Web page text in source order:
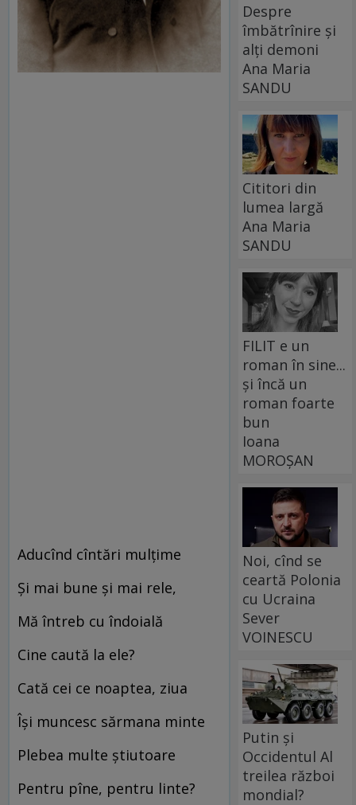
Aducînd cîntări mulțime
Și mai bune și mai rele,
Mă întreb cu îndoială
Cine caută la ele?
Cată cei ce noaptea, ziua
Își muncesc sărmana minte ­
Plebea multe știutoare
Pentru pîne, pentru linte?
Despre
îmbătrînire și
alți demoni
Ana Maria
SANDU
Cititori din
lumea largă
Ana Maria
SANDU
FILIT e un
roman în sine...
și încă un
roman foarte
bun
Ioana
MOROȘAN
Noi, cînd se
ceartă Polonia
cu Ucraina
Sever
VOINESCU
Putin și
Occidentul Al
treilea război
mondial?